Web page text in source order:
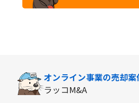
オンライン事業の売却案
ラッコM&A